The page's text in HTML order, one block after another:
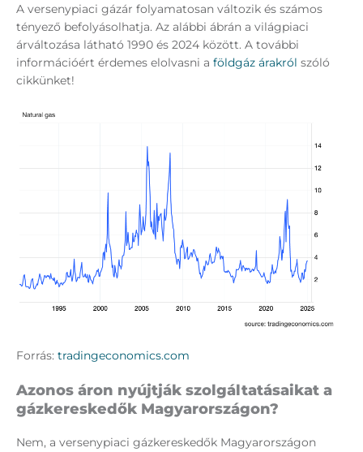
A versenypiaci gázár folyamatosan változik és számos
tényező befolyásolhatja. Az alábbi ábrán a világpiaci
árváltozása látható 1990 és 2024 között. A további
információért érdemes elolvasni a földgáz árakról szóló
cikkünket!
Forrás: tradingeconomics.com
Azonos áron nyújtják szolgáltatásaikat a
gázkereskedők Magyarországon?
Nem, a versenypiaci gázkereskedők Magyarországon